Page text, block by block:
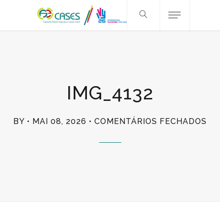
IMG_4132
BY MAI 08, 2026 COMENTÁRIOS FECHADOS